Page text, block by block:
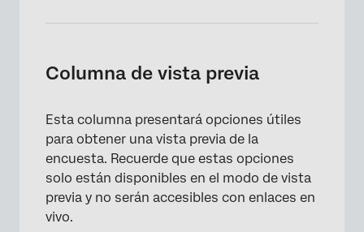
×
Columna de vista previa
Esta columna presentará opciones útiles
para obtener una vista previa de la
encuesta. Recuerde que estas opciones
solo están disponibles en el modo de vista
previa y no serán accesibles con enlaces en
vivo.